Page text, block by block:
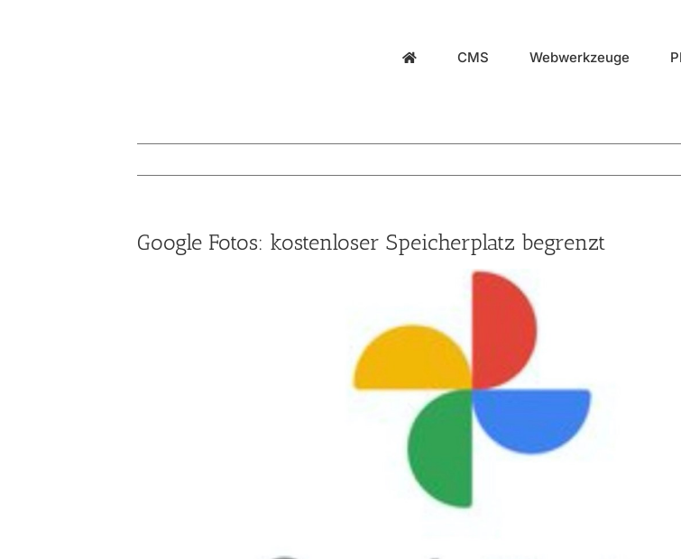
CMS Webwerkzeuge
Google Fotos: kostenloser Speicherplatz begrenzt